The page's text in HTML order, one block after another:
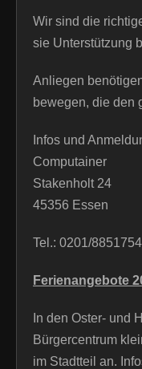
Wir sind die
sie Unterstützung
Anliegen
bewegen, die den
Infos und
Computainer
Stakenholt 24
45356 Essen
Tel.: 0201/8851754
Ferienangebote
In den Oster- und
Bürgercentrum
im Stadtteil an.